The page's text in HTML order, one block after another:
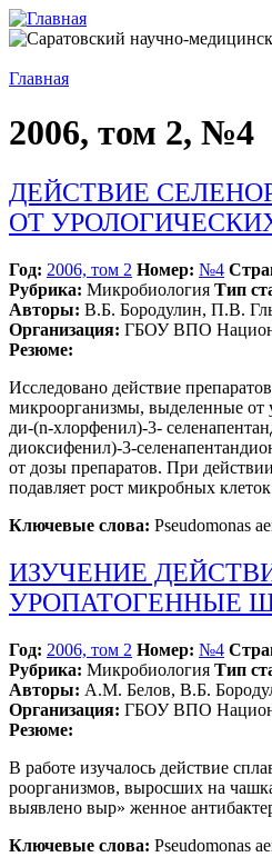
Главная
2006, том 2, №4
ДЕЙСТВИЕ
ОТ
Год: 2006, том 2 Номер: №4
Рубрика: Микробиология Тип
Авторы: В.Б. Бородулин, П.В.
Организация: ГБОУ ВПО
Резюме:
Исследовано действие
микроорганизмы, выделенные от
ди-(n-хлорфенил)-3-
диоксифенил)-3-
от дозы препаратов. При
подавляет рост микробных
Ключевые слова: Pseudomonas
ИЗУЧЕНИЕ
УРОПАТОГЕННЫЕ
Год: 2006, том 2 Номер: №4
Рубрика: Микробиология Тип
Авторы: A.M. Белов, В.Б.
Организация: ГБОУ ВПО
Резюме:
В работе изучалось действие
роорганизмов, выросших на
выявлено выр» женное
Ключевые слова: Pseudomonas